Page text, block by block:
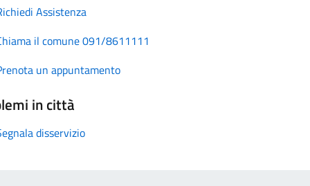
Assistenza
il comune 091/8611111
un appuntamento
in città
disservizio